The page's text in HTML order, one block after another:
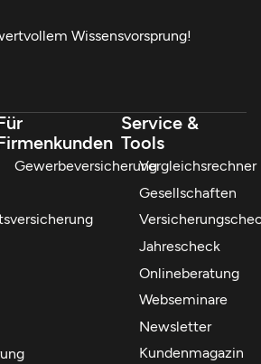
Wissensvorsprung!
Gewerbeversicherung
Service &
Tools
Vergleichsrechner
Gesellschaften
Jahrescheck
Onlineberatung
Webseminare
Newsletter
Kundenmagazin